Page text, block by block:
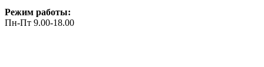
Режим работы:
Пн-Пт 9.00-18.00